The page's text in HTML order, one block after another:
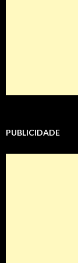
PUBLICIDADE